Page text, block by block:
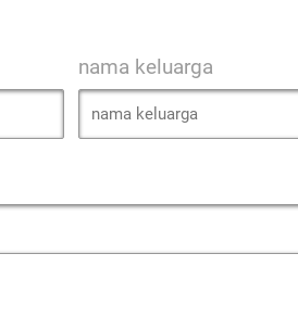
nama keluarga